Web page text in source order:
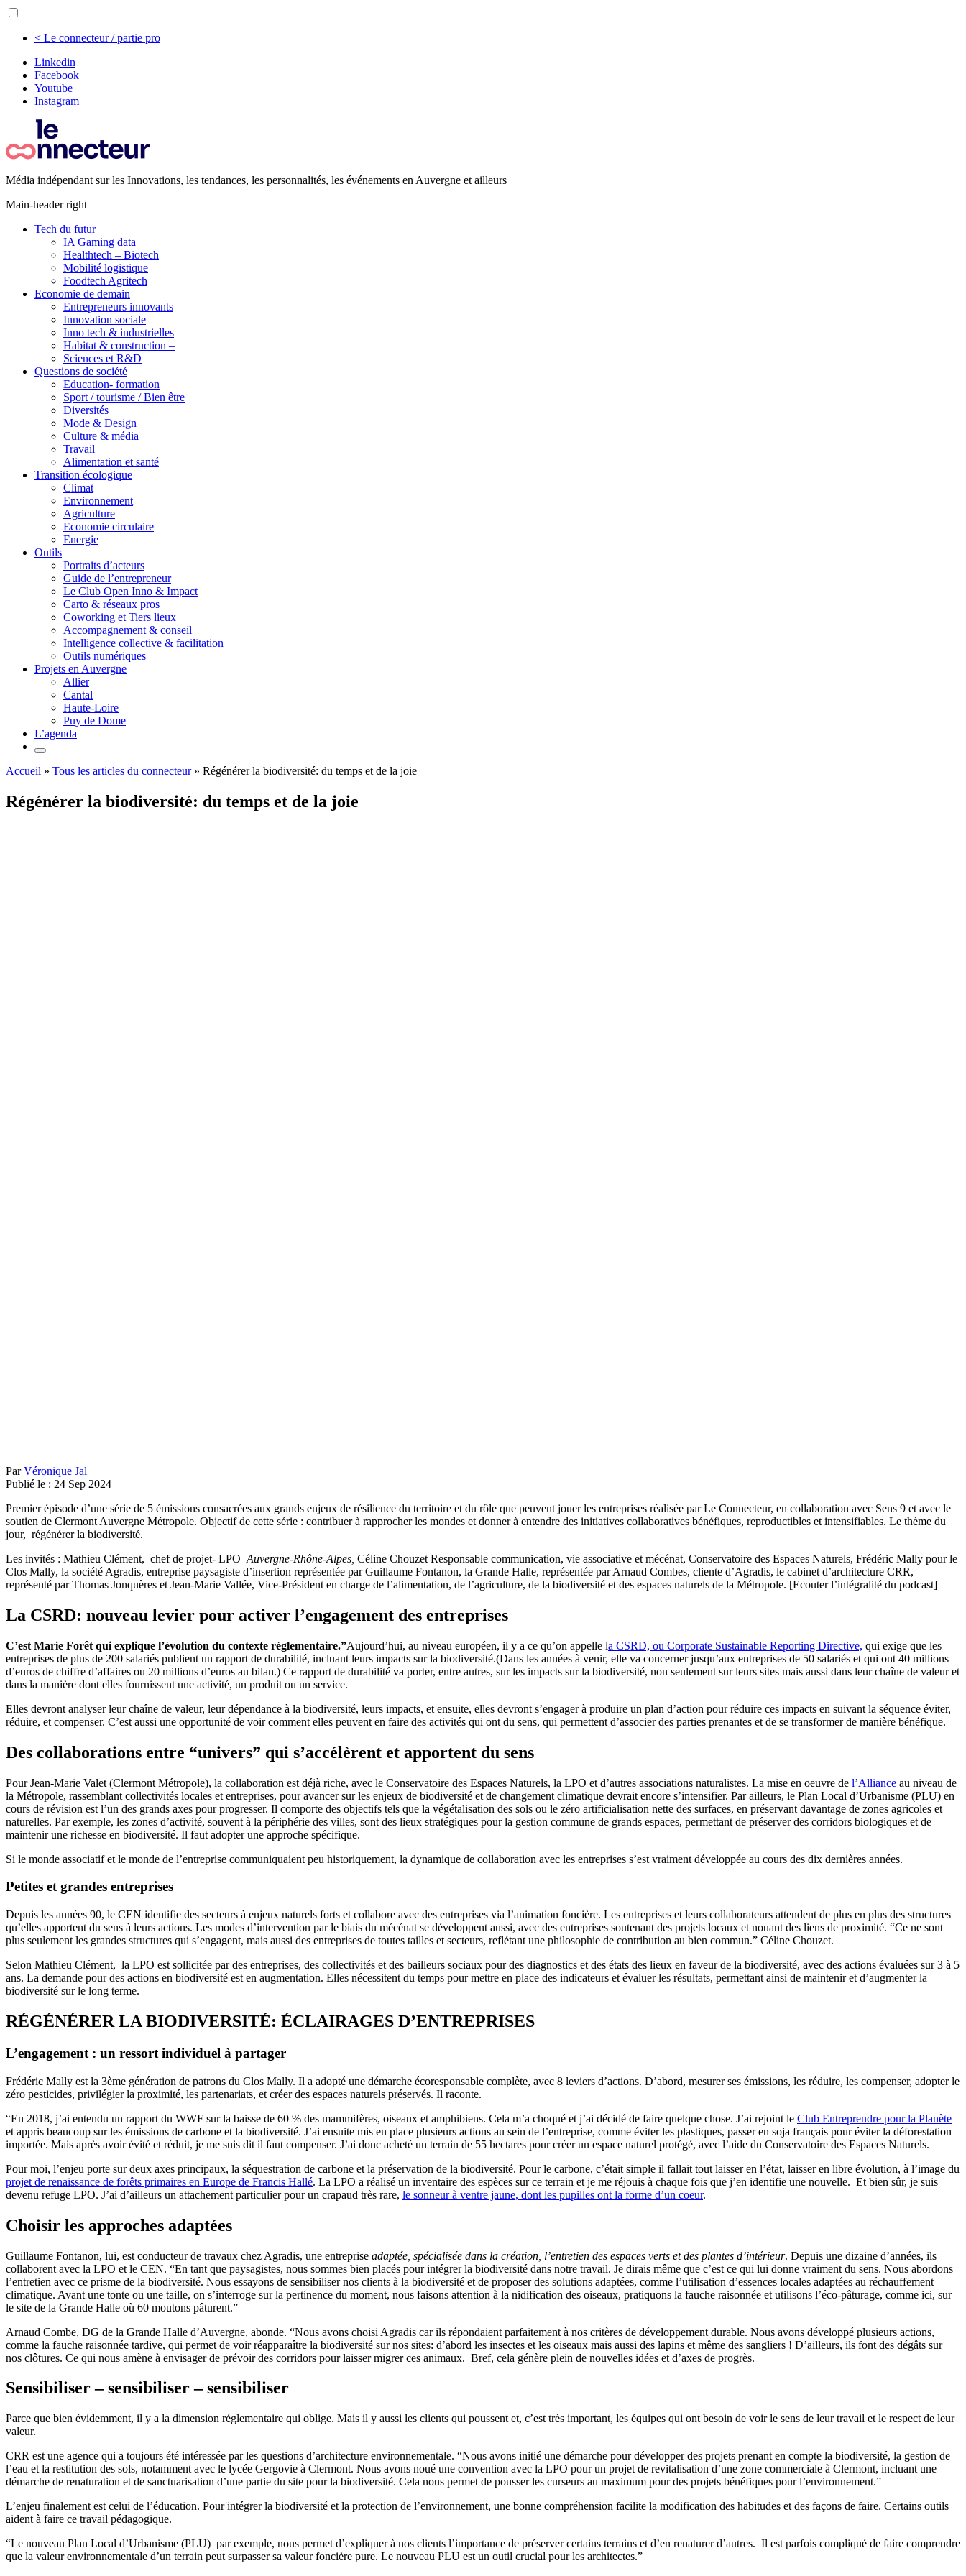
< Le connecteur / partie pro
Linkedin
Facebook
Youtube
Instagram
Média indépendant sur les Innovations, les tendances, les personnalités, les événements en Auvergne et ailleurs
Main-header right
Tech du futur
IA Gaming data
Healthtech – Biotech
Mobilité logistique
Foodtech Agritech
Economie de demain
Entrepreneurs innovants
Innovation sociale
Inno tech & industrielles
Habitat & construction –
Sciences et R&D
Questions de société
Education- formation
Sport / tourisme / Bien être
Diversités
Mode & Design
Culture & média
Travail
Alimentation et santé
Transition écologique
Climat
Environnement
Agriculture
Economie circulaire
Energie
Outils
Portraits d’acteurs
Guide de l’entrepreneur
Le Club Open Inno & Impact
Carto & réseaux pros
Coworking et Tiers lieux
Accompagnement & conseil
Intelligence collective & facilitation
Outils numériques
Projets en Auvergne
Allier
Cantal
Haute-Loire
Puy de Dome
L’agenda
Accueil » Tous les articles du connecteur» Régénérer la biodiversité: du temps et de la joie
Régénérer la biodiversité: du temps et de la joie
ParVéronique Jal
Publié le : 24 Sep 2024
Premier épisode d’une série de 5 émissions consacrées aux grands enjeux de résilience du territoire et du rôle que peuvent jouer les entreprises réalisée par Le Connecteur, en collaboration avec Sens 9 et avec le
soutien de Clermont Auvergne Métropole. Objectif de cette série : contribuer à rapprocher les mondes et donner à entendre des initiatives collaboratives bénéfiques, reproductibles et intensifiables. Le thème du
jour, régénérer la biodiversité.
Les invités : Mathieu Clément, chef de projet- LPO Auvergne-Rhône-Alpes, Céline Chouzet Responsable communication, vie associative et mécénat, Conservatoire des Espaces Naturels, Frédéric Mally pour le
Clos Mally, la société Agradis, entreprise paysagiste d’insertion représentée par Guillaume Fontanon, la Grande Halle, représentée par Arnaud Combes, cliente d’Agradis, le cabinet d’architecture CRR,
représenté par Thomas Jonquères et Jean-Marie Vallée, Vice-Président en charge de l’alimentation, de l’agriculture, de la biodiversité et des espaces naturels de la Métropole. [Ecouter l’intégralité du podcast]
La CSRD: nouveau levier pour activer l’engagement des entreprises
C’est Marie Forêt qui explique l’évolution du contexte réglementaire.”Aujourd’hui, au niveau européen, il y a ce qu’on appelle la CSRD, ou Corporate Sustainable Reporting Directive, qui exige que les
entreprises de plus de 200 salariés publient un rapport de durabilité, incluant leurs impacts sur la biodiversité.(Dans les années à venir, elle va concerner jusqu’aux entreprises de 50 salariés et qui ont 40 millions
d’euros de chiffre d’affaires ou 20 millions d’euros au bilan.) Ce rapport de durabilité va porter, entre autres, sur les impacts sur la biodiversité, non seulement sur leurs sites mais aussi dans leur chaîne de valeur et
dans la manière dont elles fournissent une activité, un produit ou un service.
Elles devront analyser leur chaîne de valeur, leur dépendance à la biodiversité, leurs impacts, et ensuite, elles devront s’engager à produire un plan d’action pour réduire ces impacts en suivant la séquence éviter,
réduire, et compenser. C’est aussi une opportunité de voir comment elles peuvent en faire des activités qui ont du sens, qui permettent d’associer des parties prenantes et de se transformer de manière bénéfique.
Des collaborations entre “univers” qui s’accélèrent et apportent du sens
Pour Jean-Marie Valet (Clermont Métropole), la collaboration est déjà riche, avec le Conservatoire des Espaces Naturels, la LPO et d’autres associations naturalistes. La mise en oeuvre de l’Alliance au niveau de
la Métropole, rassemblant collectivités locales et entreprises, pour avancer sur les enjeux de biodiversité et de changement climatique devrait encore s’intensifier. Par ailleurs, le Plan Local d’Urbanisme (PLU) en
cours de révision est l’un des grands axes pour progresser. Il comporte des objectifs tels que la végétalisation des sols ou le zéro artificialisation nette des surfaces, en préservant davantage de zones agricoles et
naturelles. Par exemple, les zones d’activité, souvent à la périphérie des villes, sont des lieux stratégiques pour la gestion commune de grands espaces, permettant de préserver des corridors biologiques et de
maintenir une richesse en biodiversité. Il faut adopter une approche spécifique.
Si le monde associatif et le monde de l’entreprise communiquaient peu historiquement, la dynamique de collaboration avec les entreprises s’est vraiment développée au cours des dix dernières années.
Petites et grandes entreprises
Depuis les années 90, le CEN identifie des secteurs à enjeux naturels forts et collabore avec des entreprises via l’animation foncière. Les entreprises et leurs collaborateurs attendent de plus en plus des structures
qu’elles apportent du sens à leurs actions. Les modes d’intervention par le biais du mécénat se développent aussi, avec des entreprises soutenant des projets locaux et nouant des liens de proximité. “Ce ne sont
plus seulement les grandes structures qui s’engagent, mais aussi des entreprises de toutes tailles et secteurs, reflétant une philosophie de contribution au bien commun.” Céline Chouzet.
Selon Mathieu Clément, la LPO est sollicitée par des entreprises, des collectivités et des bailleurs sociaux pour des diagnostics et des états des lieux en faveur de la biodiversité, avec des actions évaluées sur 3 à 5
ans. La demande pour des actions en biodiversité est en augmentation. Elles nécessitent du temps pour mettre en place des indicateurs et évaluer les résultats, permettant ainsi de maintenir et d’augmenter la
biodiversité sur le long terme.
RÉGÉNÉRER LA BIODIVERSITÉ: ÉCLAIRAGES D’ENTREPRISES
L’engagement : un ressort individuel à partager
Frédéric Mally est la 3ème génération de patrons du Clos Mally. Il a adopté une démarche écoresponsable complète, avec 8 leviers d’actions. D’abord, mesurer ses émissions, les réduire, les compenser, adopter le
zéro pesticides, privilégier la proximité, les partenariats, et créer des espaces naturels préservés. Il raconte.
“En 2018, j’ai entendu un rapport du WWF sur la baisse de 60 % des mammifères, oiseaux et amphibiens. Cela m’a choqué et j’ai décidé de faire quelque chose. J’ai rejoint le Club Entreprendre pour la Planète
et appris beaucoup sur les émissions de carbone et la biodiversité. J’ai ensuite mis en place plusieurs actions au sein de l’entreprise, comme éviter les plastiques, passer en soja français pour éviter la déforestation
importée. Mais après avoir évité et réduit, je me suis dit il faut compenser. J’ai donc acheté un terrain de 55 hectares pour créer un espace naturel protégé, avec l’aide du Conservatoire des Espaces Naturels.
Pour moi, l’enjeu porte sur deux axes principaux, la séquestration de carbone et la préservation de la biodiversité. Pour le carbone, c’était simple il fallait tout laisser en l’état, laisser en libre évolution, à l’image du
projet de renaissance de forêts primaires en Europe de Francis Hallé. La LPO a réalisé un inventaire des espèces sur ce terrain et je me réjouis à chaque fois que j’en identifie une nouvelle. Et bien sûr, je suis
devenu refuge LPO. J’ai d’ailleurs un attachement particulier pour un crapaud très rare, le sonneur à ventre jaune, dont les pupilles ont la forme d’un coeur.
Choisir les approches adaptées
Guillaume Fontanon, lui, est conducteur de travaux chez Agradis, une entreprise adaptée, spécialisée dans la création, l’entretien des espaces verts et des plantes d’intérieur. Depuis une dizaine d’années, ils
collaborent avec la LPO et le CEN. “En tant que paysagistes, nous sommes bien placés pour intégrer la biodiversité dans notre travail. Je dirais même que c’est ce qui lui donne vraiment du sens. Nous abordons
l’entretien avec ce prisme de la biodiversité. Nous essayons de sensibiliser nos clients à la biodiversité et de proposer des solutions adaptées, comme l’utilisation d’essences locales adaptées au réchauffement
climatique. Avant une tonte ou une taille, on s’interroge sur la pertinence du moment, nous faisons attention à la nidification des oiseaux, pratiquons la fauche raisonnée et utilisons l’éco-pâturage, comme ici, sur
le site de la Grande Halle où 60 moutons pâturent.”
Arnaud Combe, DG de la Grande Halle d’Auvergne, abonde. “Nous avons choisi Agradis car ils répondaient parfaitement à nos critères de développement durable. Nous avons développé plusieurs actions,
comme la fauche raisonnée tardive, qui permet de voir réapparaître la biodiversité sur nos sites: d’abord les insectes et les oiseaux mais aussi des lapins et même des sangliers ! D’ailleurs, ils font des dégâts sur
nos clôtures. Ce qui nous amène à envisager de prévoir des corridors pour laisser migrer ces animaux. Bref, cela génère plein de nouvelles idées et d’axes de progrès.
Sensibiliser – sensibiliser – sensibiliser
Parce que bien évidemment, il y a la dimension réglementaire qui oblige. Mais il y aussi les clients qui poussent et, c’est très important, les équipes qui ont besoin de voir le sens de leur travail et le respect de leur
valeur.
CRR est une agence qui a toujours été intéressée par les questions d’architecture environnementale. “Nous avons initié une démarche pour développer des projets prenant en compte la biodiversité, la gestion de
l’eau et la restitution des sols, notamment avec le lycée Gergovie à Clermont. Nous avons noué une convention avec la LPO pour un projet de revitalisation d’une zone commerciale à Clermont, incluant une
démarche de renaturation et de sanctuarisation d’une partie du site pour la biodiversité. Cela nous permet de pousser les curseurs au maximum pour des projets bénéfiques pour l’environnement.”
L’enjeu finalement est celui de l’éducation. Pour intégrer la biodiversité et la protection de l’environnement, une bonne compréhension facilite la modification des habitudes et des façons de faire. Certains outils
aident à faire ce travail pédagogique.
“Le nouveau Plan Local d’Urbanisme (PLU) par exemple, nous permet d’expliquer à nos clients l’importance de préserver certains terrains et d’en renaturer d’autres. Il est parfois compliqué de faire comprendre
que la valeur environnementale d’un terrain peut surpasser sa valeur foncière pure. Le nouveau PLU est un outil crucial pour les architectes.”